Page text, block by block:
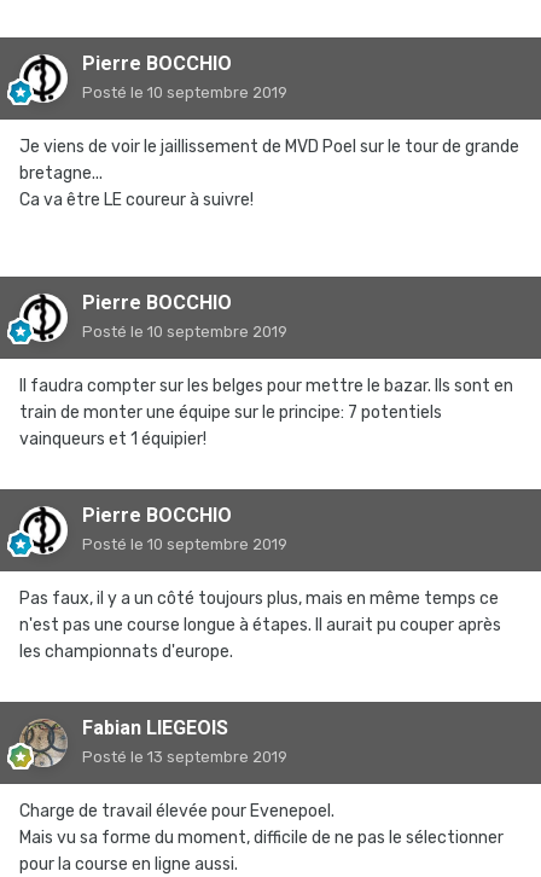
Pierre BOCCHIO
Posté le 10 septembre 2019
Je viens de voir le jaillissement de MVD Poel sur le tour de grande
bretagne...
Ca va être LE coureur à suivre!
Pierre BOCCHIO
Posté le 10 septembre 2019
Il faudra compter sur les belges pour mettre le bazar. Ils sont en
train de monter une équipe sur le principe: 7 potentiels
vainqueurs et 1 équipier!
Pierre BOCCHIO
Posté le 10 septembre 2019
Pas faux, il y a un côté toujours plus, mais en même temps ce
n'est pas une course longue à étapes. Il aurait pu couper après
les championnats d'europe.
Fabian LIEGEOIS
Posté le 13 septembre 2019
Charge de travail élevée pour Evenepoel.
Mais vu sa forme du moment, difficile de ne pas le sélectionner
pour la course en ligne aussi.